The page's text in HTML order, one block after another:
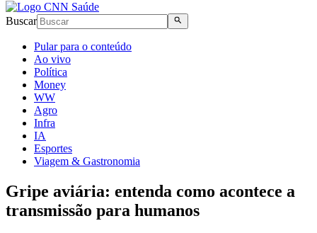
Buscar
Pular para o conteúdo
Ao vivo
Política
Money
WW
Agro
Infra
IA
Esportes
Viagem & Gastronomia
Gripe aviária: entenda como acontece a
transmissão para humanos